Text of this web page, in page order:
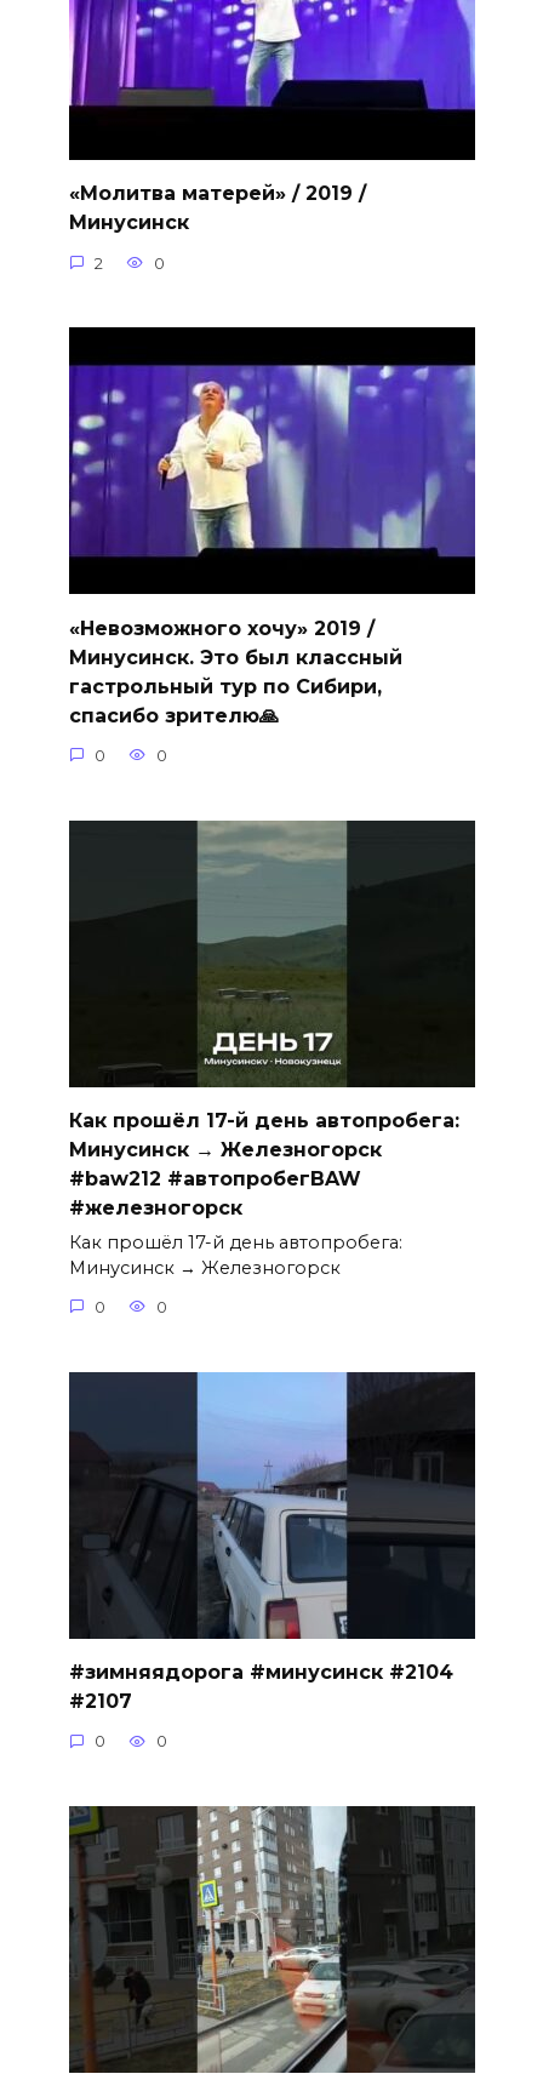
«Молитва матерей» / 2019 /
Минусинск
2 0
«Невозможного хочу» 2019 /
Минусинск. Это был классный
гастрольный тур по Сибири,
спасибо зрителю🙏
0 0
Как прошёл 17-й день автопробега:
Минусинск → Железногорск
#baw212 #автопробегBAW
#железногорск
Как прошёл 17-й день автопробега:
Минусинск → Железногорск
0 0
#зимняядорога #минусинск #2104
#2107
0 0